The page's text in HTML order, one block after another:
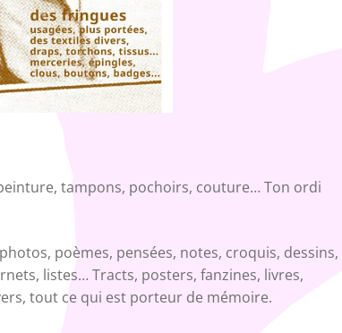
tampons, pochoirs, couture… Ton ordi
poèmes, pensées, notes, croquis, dessins,
listes… Tracts, posters, fanzines, livres,
tout ce qui est porteur de mémoire.